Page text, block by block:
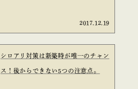
2017.12.19
シロアリ対策は新築時が唯一のチャン
ス！後からできない5つの注意点。